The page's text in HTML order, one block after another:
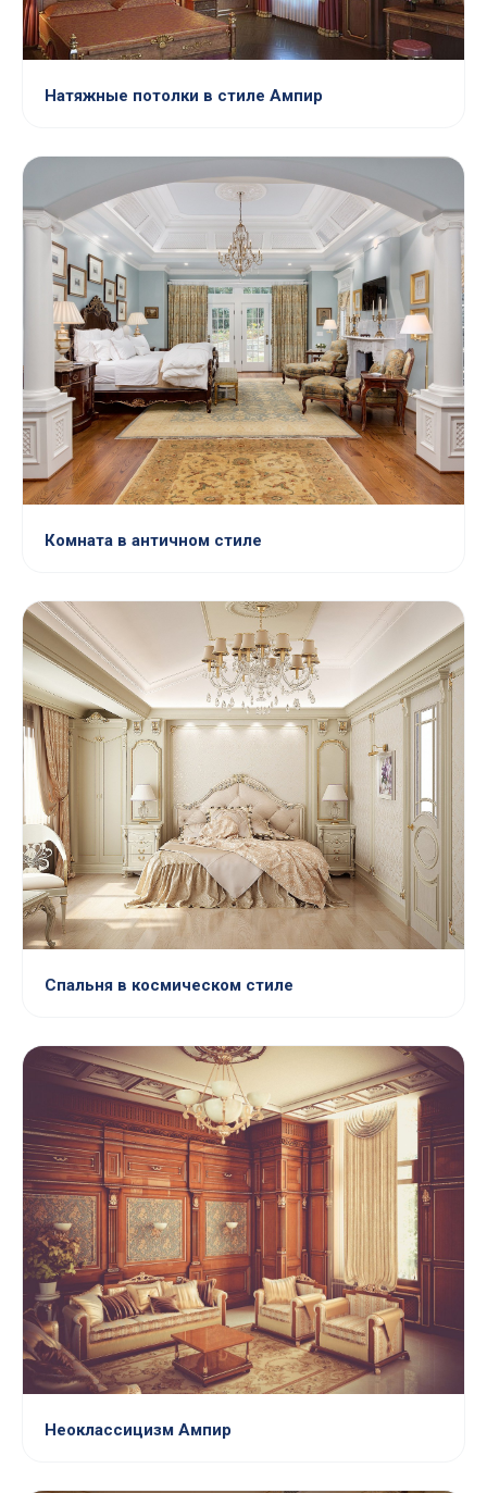
Натяжные потолки в стиле Ампир
Комната в античном стиле
Спальня в космическом стиле
Неоклассицизм Ампир